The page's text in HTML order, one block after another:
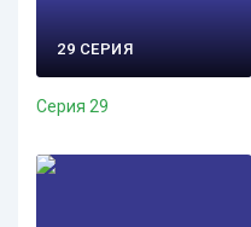
29 СЕРИЯ
Серия 29